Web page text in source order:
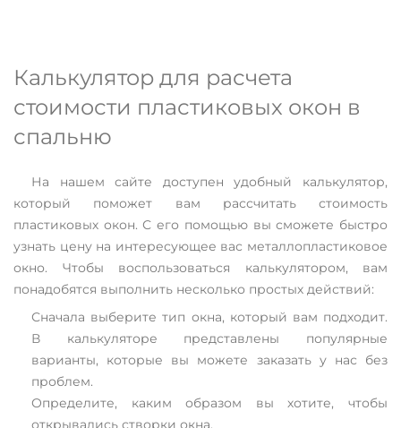
Калькулятор для расчета
стоимости пластиковых окон в
спальню
На нашем сайте доступен удобный калькулятор,
который поможет вам рассчитать стоимость
пластиковых окон. С его помощью вы сможете быстро
узнать цену на интересующее вас металлопластиковое
окно. Чтобы воспользоваться калькулятором, вам
понадобятся выполнить несколько простых действий:
Сначала выберите тип окна, который вам подходит.
В калькуляторе представлены популярные
варианты, которые вы можете заказать у нас без
проблем.
Определите, каким образом вы хотите, чтобы
открывались створки окна.